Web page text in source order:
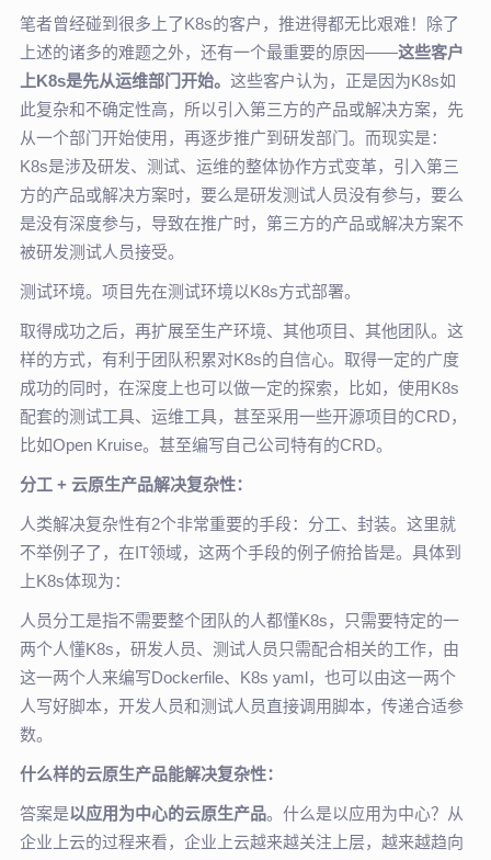
笔者曾经碰到很多上了K8s的客户，推进得都无比艰难！除了
上述的诸多的难题之外，还有一个最重要的原因——这些客户
上K8s是先从运维部门开始。 这些客户认为，正是因为K8s如
此复杂和不确定性高，所以引入第三方的产品或解决方案，先
从一个部门开始使用，再逐步推广到研发部门。而现实是：
K8s是涉及研发、测试、运维的整体协作方式变革，引入第三
方的产品或解决方案时，要么是研发测试人员没有参与，要么
是没有深度参与，导致在推广时，第三方的产品或解决方案不
被研发测试人员接受。
测试环境。项目先在测试环境以K8s方式部署。
取得成功之后，再扩展至生产环境、其他项目、其他团队。这
样的方式，有利于团队积累对K8s的自信心。取得一定的广度
成功的同时，在深度上也可以做一定的探索，比如，使用K8s
配套的测试工具、运维工具，甚至采用一些开源项目的CRD，
比如Open Kruise。甚至编写自己公司特有的CRD。
分工 + 云原生产品解决复杂性：
人类解决复杂性有2个非常重要的手段：分工、封装。这里就
不举例子了，在IT领域，这两个手段的例子俯拾皆是。具体到
上K8s体现为：
人员分工是指不需要整个团队的人都懂K8s，只需要特定的一
两个人懂K8s，研发人员、测试人员只需配合相关的工作，由
这一两个人来编写Dockerfile、K8s yaml，也可以由这一两个
人写好脚本，开发人员和测试人员直接调用脚本，传递合适参
数。
什么样的云原生产品能解决复杂性：
答案是以应用为中心的云原生产品。什么是以应用为中心？从
企业上云的过程来看，企业上云越来越关注上层，越来越趋向